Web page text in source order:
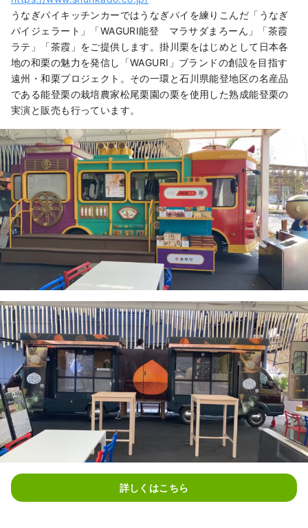
うなぎパイキッチンカーではうなぎパイを練りこんだ「うなぎ
パイジェラート」「WAGURI能登 マラサダまろーん」「茶霞
ラテ」「茶霞」をご提供します。掛川栗をはじめとして日本各
地の和栗の魅力を発信し「WAGURI」ブランドの創設を目指す
遠州・和栗プロジェクト。その一環と石川県能登地区の名産品
である能登栗の栽培農家松尾栗園の栗を使用した熟成能登栗の
実演と販売も行っています。
詳しくはこちら